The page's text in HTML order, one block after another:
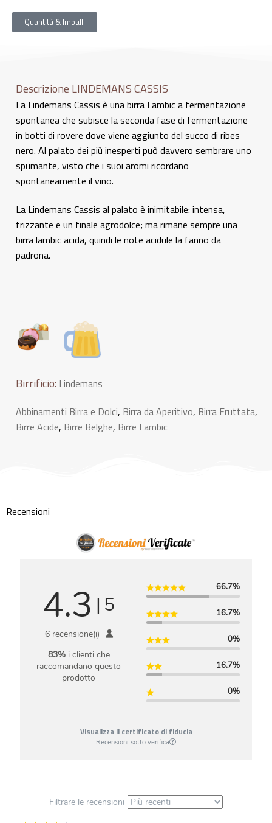
Quantità & Imballi
Descrizione LINDEMANS CASSIS
La Lindemans Cassis è una birra Lambic a fermentazione
spontanea che subisce la seconda fase di fermentazione
in botti di rovere dove viene aggiunto del succo di ribes
nero. Al palato dei più inesperti può davvero sembrare uno
spumante, visto che i suoi aromi ricordano
spontaneamente il vino.
La Lindemans Cassis al palato è inimitabile: intensa,
frizzante e un finale agrodolce; ma rimane sempre una
birra lambic acida, quindi le note acidule la fanno da
padrona.
Birrificio: Lindemans
Abbinamenti Birra e Dolci, Birra da Aperitivo, Birra Fruttata,
Birre Acide, Birre Belghe, Birre Lambic
Recensioni
4.3 | 5
6 recensione(i)
83%i clienti che
raccomandano questo
prodotto
66.7%
16.7%
0%
16.7%
0%
Visualizza il certificato di fiducia
Recensioni sotto verifica
Filtrare le recensioni